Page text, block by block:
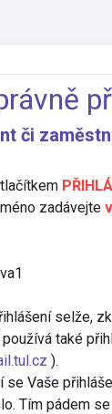
či
zadávejte
selže,
také
).
Vaše
Tím pádem